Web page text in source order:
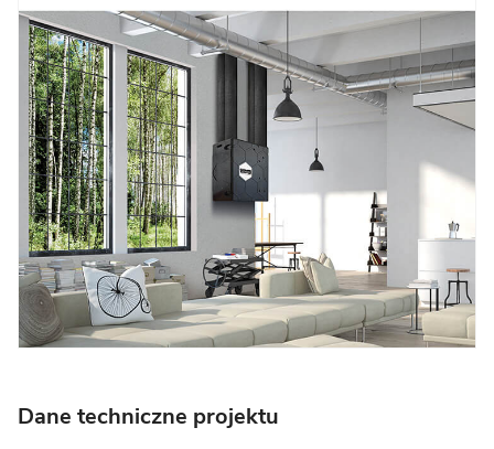
Dane techniczne projektu